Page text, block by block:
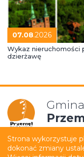
07.08.2026
Wykaz nieruchomości
dzierżawę
Gmina
Mapa
Strona wykorzystuje
dokonać zmiany